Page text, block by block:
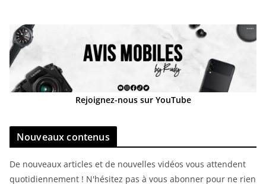
Rejoignez-nous sur YouTube
Nouveaux contenus
De nouveaux articles et de nouvelles vidéos vous attendent
quotidiennement ! N'hésitez pas à vous abonner pour ne rien